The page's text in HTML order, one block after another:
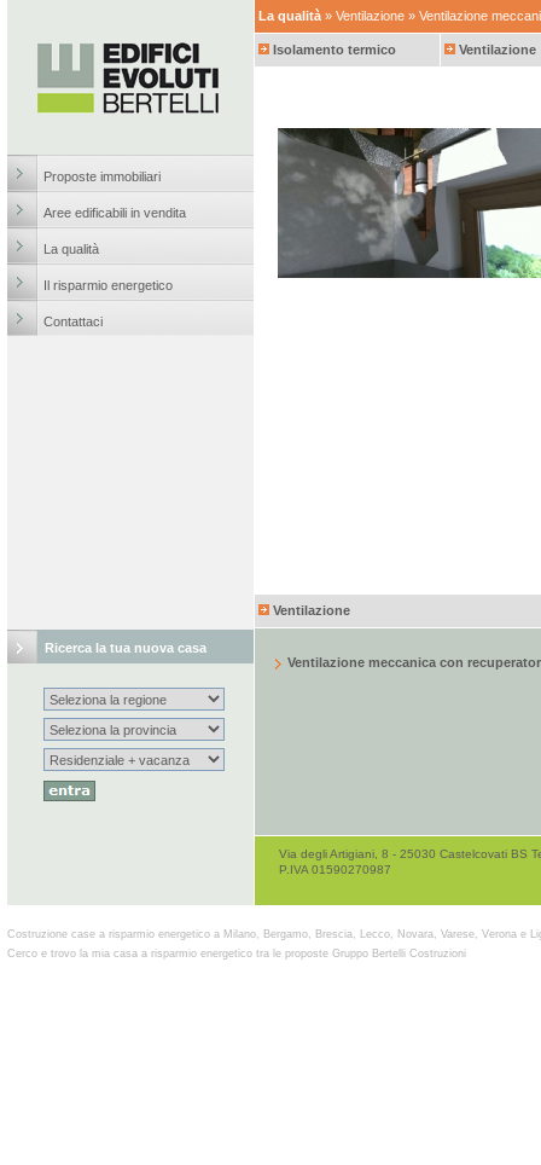
Proposte immobiliari
Aree edificabili in vendita
La qualità
Il risparmio energetico
Contattaci
Ricerca la tua nuova casa
La qualità» Ventilazione » Ventilazione
Isolamento termico Ventilazione
Ventilazione
Ventilazione meccanica con
Via degli Artigiani, 8 - 25030 Castelcovati BS
P.IVA 01590270987
Costruzione case a risparmio energetico a Milano, Bergamo, Brescia, Lecco, Novara, Varese, Verona e
Cerco e trovo la mia casa a risparmio energetico tra le proposte Gruppo Bertelli Costruzioni